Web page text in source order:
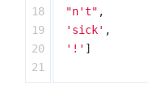
18
19
20
"n't" ,
'sick' ,
'!' ]